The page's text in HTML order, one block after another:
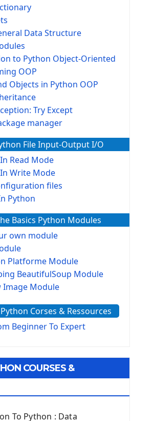
Data Structure
to Python Object-Oriented
OOP
Objects in Python OOP
Try Except
manager
File Input-Output I/O
Read Mode
Write Mode
files
Python
Basics Python Modules
own module
Platforme Module
BeautifulSoup Module
Image Module
module
environnement
GUI Python Framework
Input widget
Corses & Ressources
Beginner To Expert
COURSES &
To Python : Data